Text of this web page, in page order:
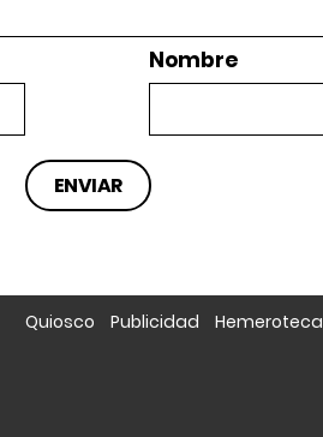
Nombre
Quiosco Publicidad Hemeroteca